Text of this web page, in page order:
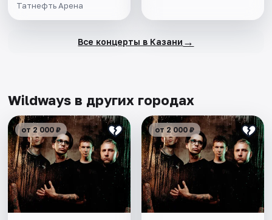
Татнефть Арена
Все концерты в Казани →
Wildways в других городах
от 2 000 ₽ от 2 000 ₽